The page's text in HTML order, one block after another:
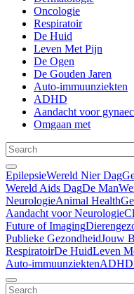
Oncologie
Respiratoir
De Huid
Leven Met Pijn
De Ogen
De Gouden Jaren
Auto-immuunziekten
ADHD
Aandacht voor
Omgaan met
EpilepsieWereld Nier Dag
Wereld Aids DagDe Man
NeurologieAnimal Health
Aandacht voor Neurologie
Future of Imaging
Publieke GezondheidJouw
RespiratoirDe HuidLeven
Auto-immuunziektenADHD